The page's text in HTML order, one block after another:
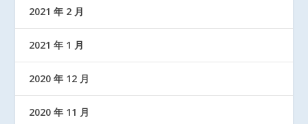
2021 年 2 月
2021 年 1 月
2020 年 12 月
2020 年 11 月